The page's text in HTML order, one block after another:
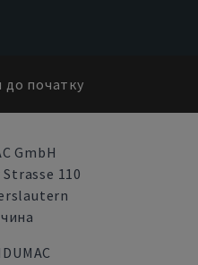
до початку
GmbH
110